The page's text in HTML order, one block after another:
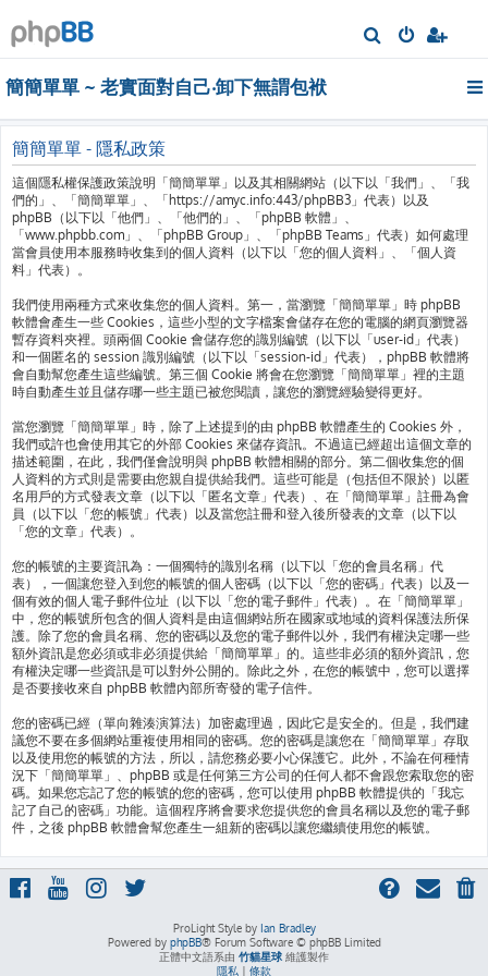
尋
簡簡單單 ~ 老實面對自己‧卸下無謂包袱
簡簡單單 - 隱私政策
這個隱私權保護政策說明「簡簡單單」以及其相關網站（以下以「我們」、「我
們的」、「簡簡單單」、「https://amyc.info:443/phpBB3」代表）以及
phpBB（以下以「他們」、「他們的」、「phpBB 軟體」、
「www.phpbb.com」、「phpBB Group」、「phpBB Teams」代表）如何處理
當會員使用本服務時收集到的個人資料（以下以「您的個人資料」、「個人資
料」代表）。
我們使用兩種方式來收集您的個人資料。第一，當瀏覽「簡簡單單」時 phpBB
軟體會產生一些 Cookies，這些小型的文字檔案會儲存在您的電腦的網頁瀏覽器
暫存資料夾裡。頭兩個 Cookie 會儲存您的識別編號（以下以「user-id」代表）
和一個匿名的 session 識別編號（以下以「session-id」代表），phpBB 軟體將
會自動幫您產生這些編號。第三個 Cookie 將會在您瀏覽「簡簡單單」裡的主題
時自動產生並且儲存哪一些主題已被您閱讀，讓您的瀏覽經驗變得更好。
當您瀏覽「簡簡單單」時，除了上述提到的由 phpBB 軟體產生的 Cookies 外，
我們或許也會使用其它的外部 Cookies 來儲存資訊。不過這已經超出這個文章的
描述範圍，在此，我們僅會說明與 phpBB 軟體相關的部分。第二個收集您的個
人資料的方式則是需要由您親自提供給我們。這些可能是（包括但不限於）以匿
名用戶的方式發表文章（以下以「匿名文章」代表）、在「簡簡單單」註冊為會
員（以下以「您的帳號」代表）以及當您註冊和登入後所發表的文章（以下以
「您的文章」代表）。
您的帳號的主要資訊為：一個獨特的識別名稱（以下以「您的會員名稱」代
表），一個讓您登入到您的帳號的個人密碼（以下以「您的密碼」代表）以及一
個有效的個人電子郵件位址（以下以「您的電子郵件」代表）。在「簡簡單單」
中，您的帳號所包含的個人資料是由這個網站所在國家或地域的資料保護法所保
護。除了您的會員名稱、您的密碼以及您的電子郵件以外，我們有權決定哪一些
額外資訊是您必須或非必須提供給「簡簡單單」的。這些非必須的額外資訊，您
有權決定哪一些資訊是可以對外公開的。除此之外，在您的帳號中，您可以選擇
是否要接收來自 phpBB 軟體內部所寄發的電子信件。
您的密碼已經（單向雜湊演算法）加密處理過，因此它是安全的。但是，我們建
議您不要在多個網站重複使用相同的密碼。您的密碼是讓您在「簡簡單單」存取
以及使用您的帳號的方法，所以，請您務必要小心保護它。此外，不論在何種情
況下「簡簡單單」、phpBB 或是任何第三方公司的任何人都不會跟您索取您的密
碼。如果您忘記了您的帳號的您的密碼，您可以使用 phpBB 軟體提供的「我忘
記了自己的密碼」功能。這個程序將會要求您提供您的會員名稱以及您的電子郵
件，之後 phpBB 軟體會幫您產生一組新的密碼以讓您繼續使用您的帳號。
ProLight Style by Ian Bradley
Powered by phpBB® Forum Software © phpBB Limited
正體中文語系由 竹貓星球 維護製作
隱私 | 條款